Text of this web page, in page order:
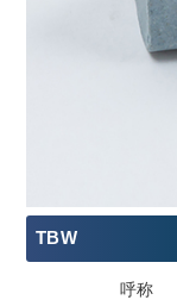
TBW
呼称